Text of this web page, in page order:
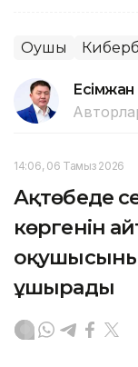
Оқушы
Есімжан
14:06, 06 Тамыз 2026
Ақтөбеде
көргенін
ұшырады